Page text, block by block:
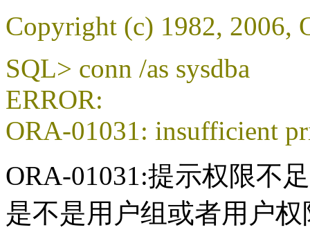
Copyright (c) 1982, 2006,
SQL> conn /as sysdba
ERROR:
ORA-01031: insufficient
ORA-01031:提示权限不
是不是用户组或者用户